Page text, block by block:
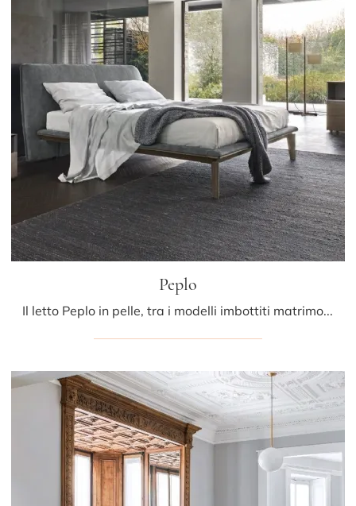
Peplo
Il letto Peplo in pelle, tra i modelli imbottiti matrimoniali design di Sangiacomo, è ideale per garantirti il relax totale.